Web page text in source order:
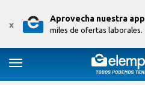
x
Aprovecha nuestra app
miles de ofertas laborales.
Toggle navigation